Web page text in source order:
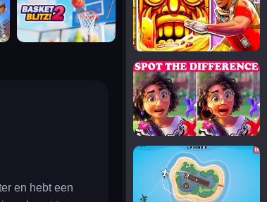
en hebt een
spot the differences
silly sky